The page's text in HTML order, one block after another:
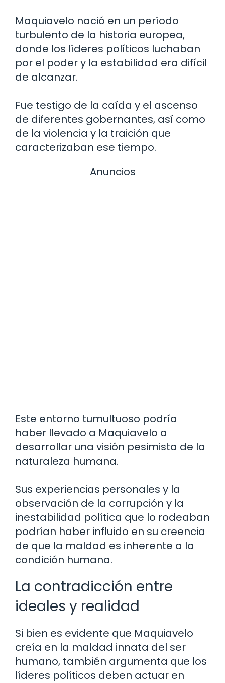
Maquiavelo nació en un período
turbulento de la historia europea,
donde los líderes políticos luchaban
por el poder y la estabilidad era difícil
de alcanzar.
Fue testigo de la caída y el ascenso
de diferentes gobernantes, así como
de la violencia y la traición que
caracterizaban ese tiempo.
Anuncios
Este entorno tumultuoso podría
haber llevado a Maquiavelo a
desarrollar una visión pesimista de la
naturaleza humana.
Sus experiencias personales y la
observación de la corrupción y la
inestabilidad política que lo rodeaban
podrían haber influido en su creencia
de que la maldad es inherente a la
condición humana.
La contradicción entre
ideales y realidad
Si bien es evidente que Maquiavelo
creía en la maldad innata del ser
humano, también argumenta que los
líderes políticos deben actuar en